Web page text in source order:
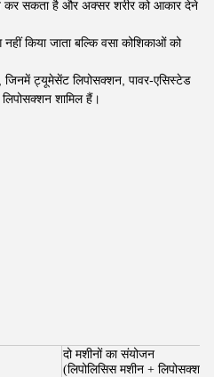
कर सकता है और अक्सर शरीर को आकार देने
किया जाता बल्कि वसा कोशिकाओं को
जिनमें ट्यूमेसेंट लिपोसक्शन, पावर-एसिस्टेड
शामिल हैं।
दो मशीनों का संयोजन
(लिपोलिसिस मशीन + लिपोसक्शन)